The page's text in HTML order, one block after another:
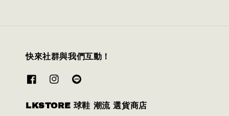
快來社群與我們互動！
LKSTORE 球鞋 潮流 選貨商店